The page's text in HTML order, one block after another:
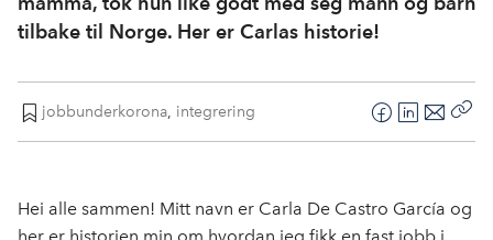
tilbake til Norge. Her er Carlas historie!
jobbunderkorona, integrering
F
a
e
b
L
i
k
e
E
-
o
s
Hei alle sammen! Mitt navn er Carla De Castro García og